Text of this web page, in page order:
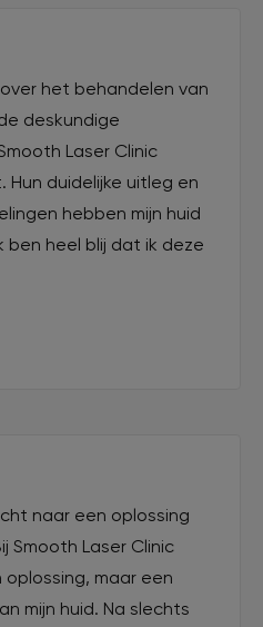
het behandelen van
deskundige
Laser Clinic
Hun duidelijke uitleg en
hebben mijn huid
ben heel blij dat ik deze
naar een oplossing
Smooth Laser Clinic
maar een
mijn huid. Na slechts